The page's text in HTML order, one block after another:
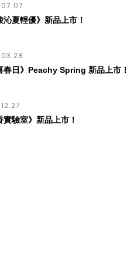
沁夏輕優》新品上市！
春日》Peachy Spring 新品上市！
實驗室》新品上市！